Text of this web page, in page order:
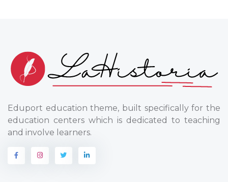
Eduport education theme, built specifically for the
education centers which is dedicated to teaching
and involve learners.